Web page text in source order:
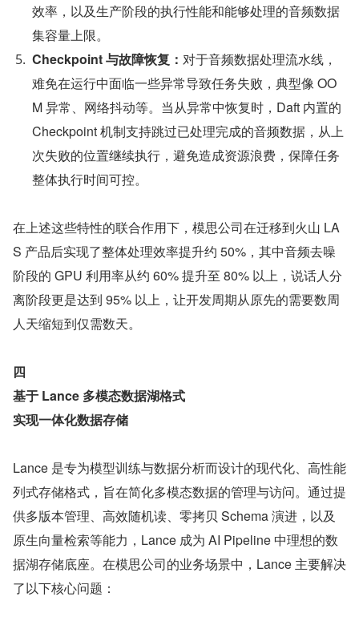
效率，以及生产阶段的执行性能和能够处理的音频数据
集容量上限。
Checkpoint 与故障恢复： 对于音频数据处理流水线，
难免在运行中面临一些异常导致任务失败，典型像 OO
M 异常、网络抖动等。当从异常中恢复时，Daft 内置的
Checkpoint 机制支持跳过已处理完成的音频数据，从上
次失败的位置继续执行，避免造成资源浪费，保障任务
整体执行时间可控。
在上述这些特性的联合作用下，模思公司在迁移到火山 LA
S 产品后实现了整体处理效率提升约 50%，其中音频去噪
阶段的 GPU 利用率从约 60% 提升至 80% 以上，说话人分
离阶段更是达到 95% 以上，让开发周期从原先的需要数周
人天缩短到仅需数天。
四
基于 Lance 多模态数据湖格式
实现一体化数据存储
Lance 是专为模型训练与数据分析而设计的现代化、高性能
列式存储格式，旨在简化多模态数据的管理与访问。通过提
供多版本管理、高效随机读、零拷贝 Schema 演进，以及
原生向量检索等能力，Lance 成为 AI Pipeline 中理想的数
据湖存储底座。在模思公司的业务场景中，Lance 主要解决
了以下核心问题：